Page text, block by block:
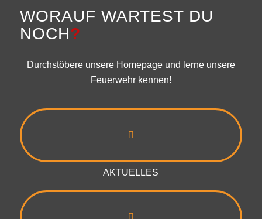
WORAUF WARTEST DU
NOCH?
Durchstöbere unsere Homepage und lerne unsere
Feuerwehr kennen!
AKTUELLES